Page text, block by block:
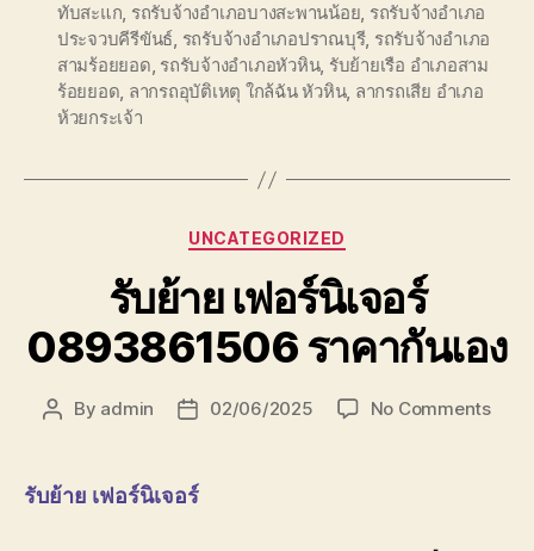
ทับสะแก, รถรับจ้างอำเภอบางสะพานน้อย, รถรับจ้างอำเภอ
ประจวบคีรีขันธ์, รถรับจ้างอำเภอปราณบุรี, รถรับจ้างอำเภอ
สามร้อยยอด, รถรับจ้างอำเภอหัวหิน, รับย้ายเรือ อำเภอสาม
ร้อยยอด, ลากรถอุบัติเหตุ ใกล้ฉัน หัวหิน, ลากรถเสีย อำเภอ
ห้วยกระเจ้า
Categories
UNCATEGORIZED
รับย้าย เฟอร์นิเจอร์
0893861506 ราคากันเอง
Post
By admin
Post02/06/2025 No Commentson
รับย้าย เฟอร์นิเจอร์